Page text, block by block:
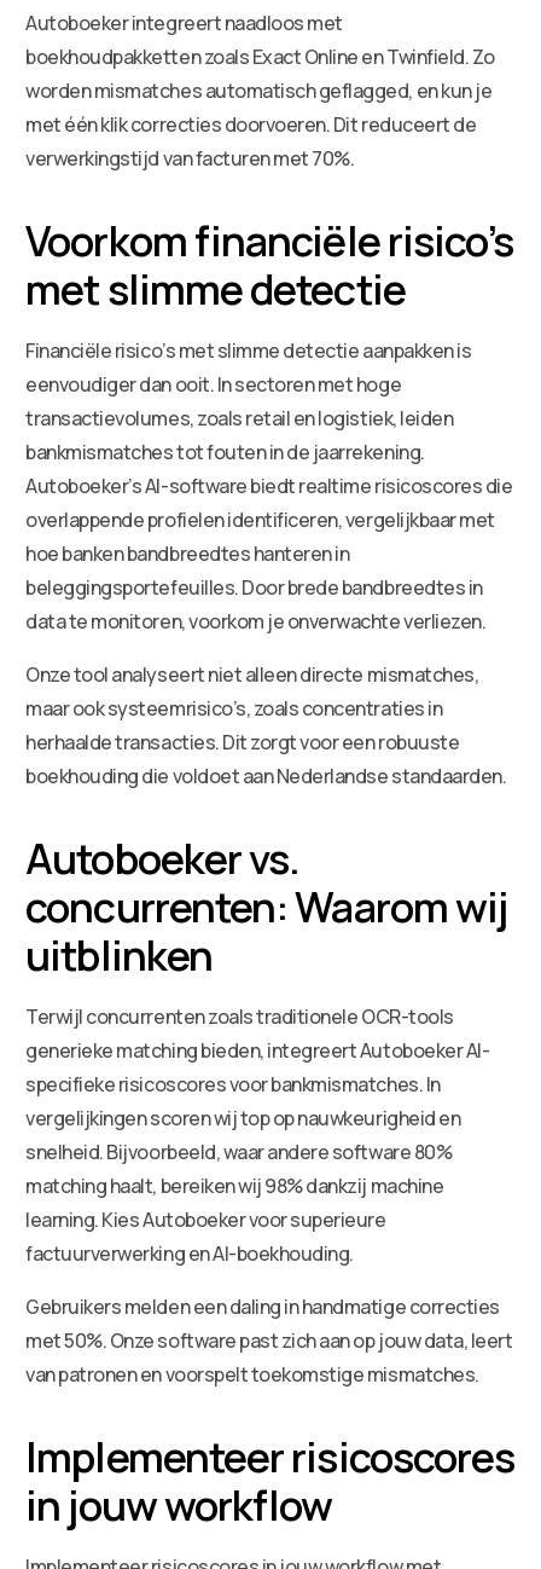
Autoboeker integreert naadloos met
boekhoudpakketten zoals Exact Online en Twinfield. Zo
worden mismatches automatisch geflagged, en kun je
met één klik correcties doorvoeren. Dit reduceert de
verwerkingstijd van facturen met 70%.
Voorkom financiële risico’s
met slimme detectie
Financiële risico’s met slimme detectie aanpakken is
eenvoudiger dan ooit. In sectoren met hoge
transactievolumes, zoals retail en logistiek, leiden
bankmismatches tot fouten in de jaarrekening.
Autoboeker’s AI-software biedt realtime risicoscores die
overlappende profielen identificeren, vergelijkbaar met
hoe banken bandbreedtes hanteren in
beleggingsportefeuilles. Door brede bandbreedtes in
data te monitoren, voorkom je onverwachte verliezen.
Onze tool analyseert niet alleen directe mismatches,
maar ook systeemrisico’s, zoals concentraties in
herhaalde transacties. Dit zorgt voor een robuuste
boekhouding die voldoet aan Nederlandse standaarden.
Autoboeker vs.
concurrenten: Waarom wij
uitblinken
Terwijl concurrenten zoals traditionele OCR-tools
generieke matching bieden, integreert Autoboeker AI-
specifieke risicoscores voor bankmismatches. In
vergelijkingen scoren wij top op nauwkeurigheid en
snelheid. Bijvoorbeeld, waar andere software 80%
matching haalt, bereiken wij 98% dankzij machine
learning. Kies Autoboeker voor superieure
factuurverwerking en AI-boekhouding.
Gebruikers melden een daling in handmatige correcties
met 50%. Onze software past zich aan op jouw data, leert
van patronen en voorspelt toekomstige mismatches.
Implementeer risicoscores
in jouw workflow